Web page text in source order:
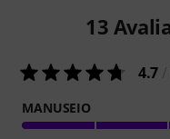
13
4.7
MANUSEIO